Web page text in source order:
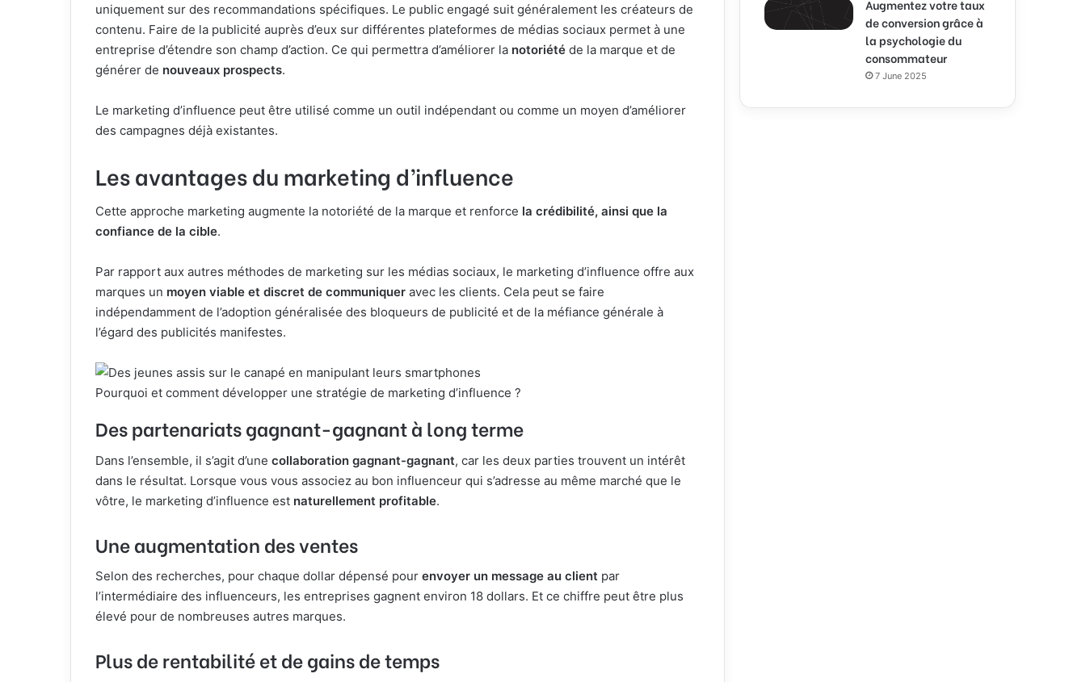
uniquement sur des recommandations spécifiques. Le public engagé suit généralement les créateurs de
contenu. Faire de la publicité auprès d’eux sur différentes plateformes de médias sociaux permet à une
entreprise d’étendre son champ d’action. Ce qui permettra d’améliorer la notoriété de la marque et de
générer de nouveaux prospects.
Le marketing d’influence peut être utilisé comme un outil indépendant ou comme un moyen d’améliorer
des campagnes déjà existantes.
Les avantages du marketing d’influence
Cette approche marketing augmente la notoriété de la marque et renforce la crédibilité, ainsi que la
confiance de la cible.
Par rapport aux autres méthodes de marketing sur les médias sociaux, le marketing d’influence offre aux
marques un moyen viable et discret de communiquer avec les clients. Cela peut se faire
indépendamment de l’adoption généralisée des bloqueurs de publicité et de la méfiance générale à
l’égard des publicités manifestes.
Pourquoi et comment développer une stratégie de marketing d’influence ?
Des partenariats gagnant-gagnant à long terme
Dans l’ensemble, il s’agit d’une collaboration gagnant-gagnant, car les deux parties trouvent un intérêt
dans le résultat. Lorsque vous vous associez au bon influenceur qui s’adresse au même marché que le
vôtre, le marketing d’influence est naturellement profitable.
Une augmentation des ventes
Selon des recherches, pour chaque dollar dépensé pour envoyer un message au client par
l’intermédiaire des influenceurs, les entreprises gagnent environ 18 dollars. Et ce chiffre peut être plus
élevé pour de nombreuses autres marques.
Plus de rentabilité et de gains de temps
Augmentez votre taux
de conversion grâce à
la psychologie du
consommateur
7 June 2025